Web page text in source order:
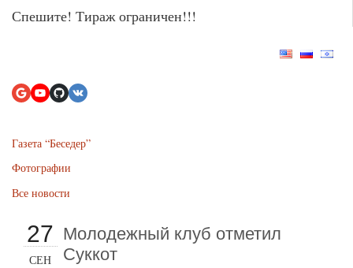
Спешите! Тираж ограничен!!!
Газета “Беседер”
Фотографии
Все новости
27
СЕН
Молодежный клуб отметил
Суккот